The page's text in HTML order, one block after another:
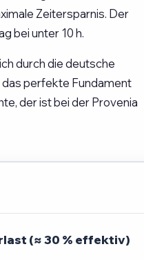
Zeitersparnis. Der
bei unter 10 h.
durch die deutsche
das perfekte Fundament
der ist bei der Provenia
(≈ 30 % effektiv)